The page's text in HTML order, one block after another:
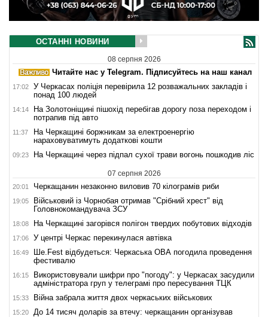
ОСТАННІ НОВИНИ
08 серпня 2026
Читайте нас у Telegram. Підписуйтесь на наш канал
17:02
У Черкасах поліція перевірила 12 розважальних закладів і
понад 100 людей
14:14
На Золотоніщині пішохід перебігав дорогу поза переходом і
потрапив під авто
11:37
На Черкащині боржникам за електроенергію
нараховуватимуть додаткові кошти
09:23 На Черкащині через підпал сухої трави вогонь пошкодив ліс
07 серпня 2026
20:01 Черкащанин незаконно виловив 70 кілограмів риби
19:05
Військовий із Чорнобая отримав "Срібний хрест" від
Головнокомандувача ЗСУ
18:08 На Черкащині загорівся полігон твердих побутових відходів
17:06 У центрі Черкас перекинулася автівка
16:49
Ше.Fest відбудеться: Черкаська ОВА погодила проведення
фестивалю
16:15
Використовували шифри про "погоду": у Черкасах засудили
адміністратора груп у телеграмі про пересування ТЦК
15:33 Війна забрала життя двох черкаських військових
15:20
До 14 тисяч доларів за втечу: черкащанин організував